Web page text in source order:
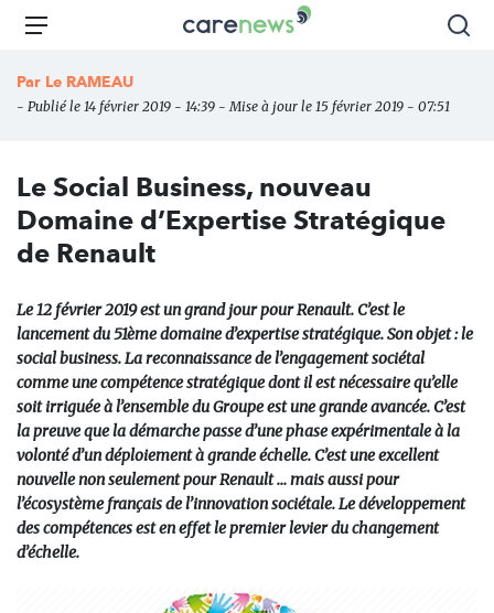
Aller
principal
Carenews,
des
l'engagement
Menu
Par Le RAMEAU
- Publié le 14 février 2019 - 14:39 - Mise à jour le 15 février 2019 - 07:51
Le Social Business, nouveau
Domaine d’Expertise Stratégique
de Renault
Le 12 février 2019 est un grand jour pour Renault. C’est le
lancement du 51ème domaine d’expertise stratégique. Son objet : le
social business. La reconnaissance de l’engagement sociétal
comme une compétence stratégique dont il est nécessaire qu’elle
soit irriguée à l’ensemble du Groupe est une grande avancée. C’est
la preuve que la démarche passe d’une phase expérimentale à la
volonté d’un déploiement à grande échelle. C’est une excellent
nouvelle non seulement pour Renault … mais aussi pour
l’écosystème français de l’innovation sociétale. Le développement
des compétences est en effet le premier levier du changement
d’échelle.